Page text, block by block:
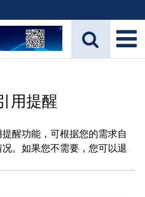
用提醒
醒功能，可根据您的需求自
。如果您不需要，您可以退